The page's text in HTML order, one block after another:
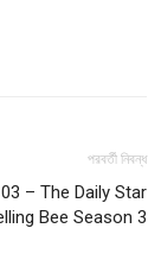
পরবর্তী নিবন্ধ
– The Daily Star
Bee Season 3